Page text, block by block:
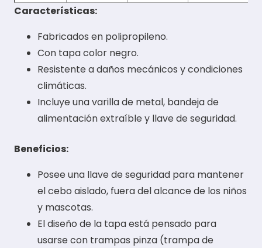
Características:
Fabricados en polipropileno.
Con tapa color negro.
Resistente a daños mecánicos y condiciones
climáticas.
Incluye una varilla de metal, bandeja de
alimentación extraíble y llave de seguridad.
Beneficios:
Posee una llave de seguridad para mantener
el cebo aislado, fuera del alcance de los niños
y mascotas.
El diseño de la tapa está pensado para
usarse con trampas pinza (trampa de